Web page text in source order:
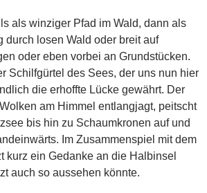
als winziger Pfad im Wald, dann als
durch losen Wald oder breit auf
oder eben vorbei an Grundstücken.
Schilfgürtel des Sees, der uns nun hier
die erhoffte Lücke gewährt. Der
am Himmel entlangjagt, peitscht
bis hin zu Schaumkronen auf und
Im Zusammenspiel mit dem
kurz ein Gedanke an die Halbinsel
auch so aussehen könnte.